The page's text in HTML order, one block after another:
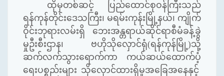
ထိုမှတစ်ဆင့် ပြည်ထောင်စုဝန်ကြီးသည်
ရန်ကုန်တိုင်းဒေသကြီး၊ မရမ်းကုန်းမြို့နယ်၊ ကျိုက်
ဝိုင်းဘုရားလမ်းရှိ ဘေးအန္တရာယ်ဆိုင်ရာစီမံခန့်ခွဲ
မှုဦးစီးဌာန၊ ဗဟိုသိုလှောင်ရုံ(ရန်ကုန်မြို့)သို့
ဆက်လက်သွားရောက်ကာ ကယ်ဆယ်ထောက်ပံ့
ရေးပစ္စည်းများ သိုလှောင်ထားရှိမှုအခြေအနေနှင့်